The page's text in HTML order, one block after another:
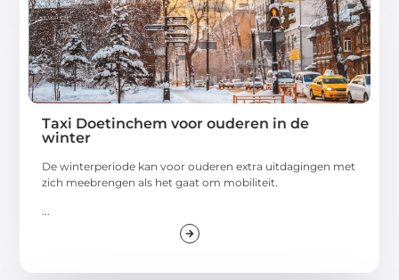
Taxi Doetinchem voor ouderen in de
winter
De winterperiode kan voor ouderen extra uitdagingen met
zich meebrengen als het gaat om mobiliteit.
...